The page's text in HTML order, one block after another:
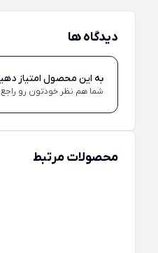
دیدگاه ها
به این محصول امتیاز
شما هم نظر خودتون رو راجع
محصولات مرتبط